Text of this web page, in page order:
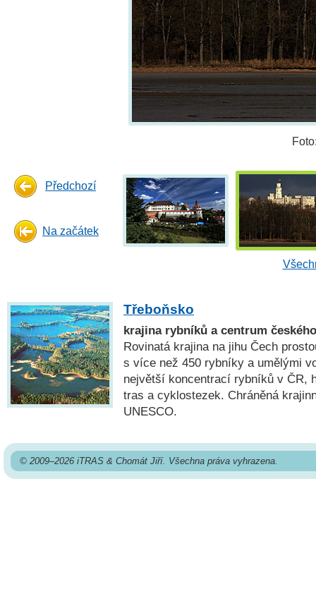
Předchozí
Na začátek
Třeboňsko
krajina rybníků a centrum
Rovinatá krajina na jihu Čech
s více než 450 rybníky a umělými
největší koncentrací rybníků v ČR,
tras a cyklostezek. Chráněná
UNESCO.
© 2009–2026 iTRAS & Chomát Jiří. Všechna práva vyhrazena.